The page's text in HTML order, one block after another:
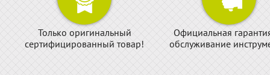
Только оригинальный
сертифицированный товар!
Официальная
обслуживание